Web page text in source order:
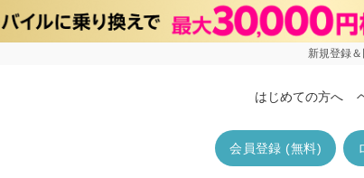
新規登録
はじめての方へ
会員登録 (無料)